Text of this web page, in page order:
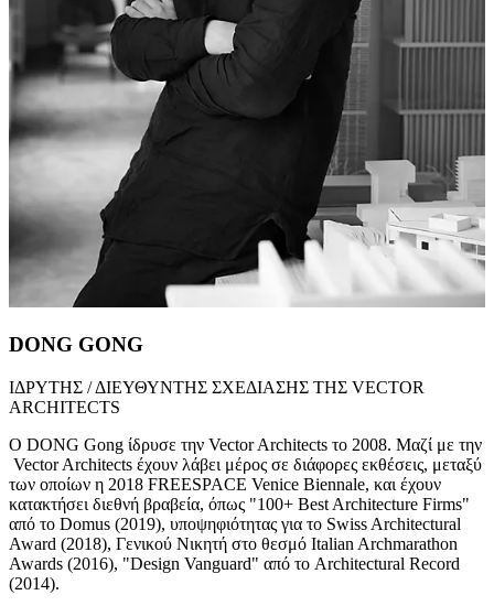
DONG GONG
ΙΔΡΥΤΗΣ / ΔΙΕΥΘΥΝΤΗΣ ΣΧΕΔΙΑΣΗΣ ΤΗΣ VECTOR
ARCHITECTS
Ο DONG Gong ίδρυσε την Vector Architects το 2008. Μαζί με την
Vector Architects έχουν λάβει μέρος σε διάφορες εκθέσεις, μεταξύ
των οποίων η 2018 FREESPACE Venice Biennale, και έχουν
κατακτήσει διεθνή βραβεία, όπως "100+ Best Architecture Firms"
από το Domus (2019), υποψηφιότητας για το Swiss Architectural
Award (2018), Γενικού Νικητή στο θεσμό Italian Archmarathon
Awards (2016), "Design Vanguard" από το Architectural Record
(2014).